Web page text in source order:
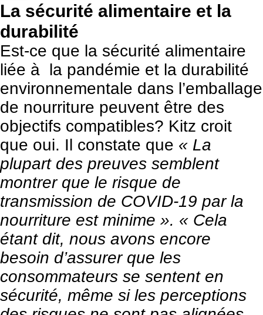
La sécurité alimentaire et la
durabilité
Est-ce que la sécurité alimentaire
liée à la pandémie et la durabilité
environnementale dans l’emballage
de nourriture peuvent être des
objectifs compatibles? Kitz croit
que oui. Il constate que « La
plupart des preuves semblent
montrer que le risque de
transmission de COVID-19 par la
nourriture est minime ». « Cela
étant dit, nous avons encore
besoin d’assurer que les
consommateurs se sentent en
sécurité, même si les perceptions